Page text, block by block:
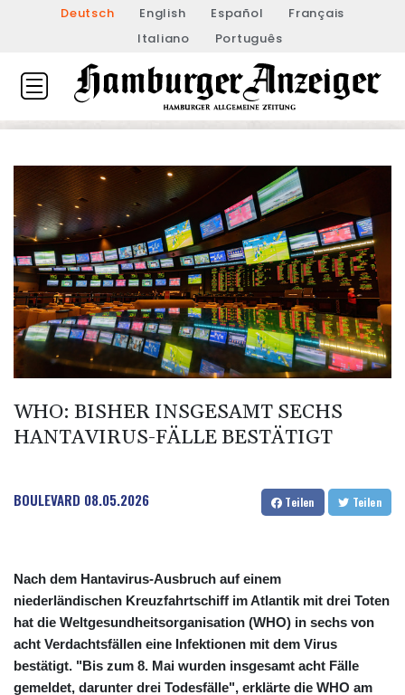
Deutsch English Español
Français
Italiano
Português
WHO: BISHER INSGESAMT SECHS
HANTAVIRUS-FÄLLE BESTÄTIGT
BOULEVARD 08.05.2026 Teilen Teilen
Nach dem Hantavirus-Ausbruch auf einem
niederländischen Kreuzfahrtschiff im Atlantik mit drei Toten
hat die Weltgesundheitsorganisation (WHO) in sechs von
acht Verdachtsfällen eine Infektionen mit dem Virus
bestätigt. "Bis zum 8. Mai wurden insgesamt acht Fälle
gemeldet, darunter drei Todesfälle", erklärte die WHO am